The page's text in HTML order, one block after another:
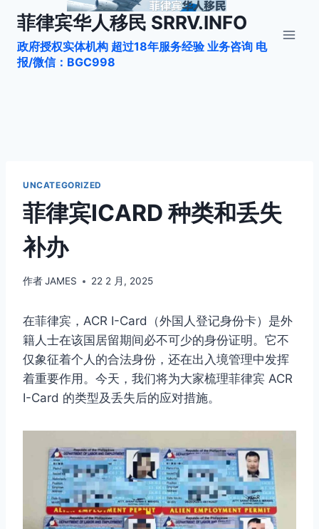
菲律宾华人移民 SRRV.INFO
政府授权实体机构 超过18年服务经验 业务咨询 电
报/微信：BGC998
UNCATEGORIZED
菲律宾ICARD 种类和丢失
补办
作者JAMES 22 2 月, 2025
在菲律宾，ACR I-Card（外国人登记身份卡）是外
籍人士在该国居留期间必不可少的身份证明。它不
仅象征着个人的合法身份，还在出入境管理中发挥
着重要作用。今天，我们将为大家梳理菲律宾 ACR
I-Card 的类型及丢失后的应对措施。